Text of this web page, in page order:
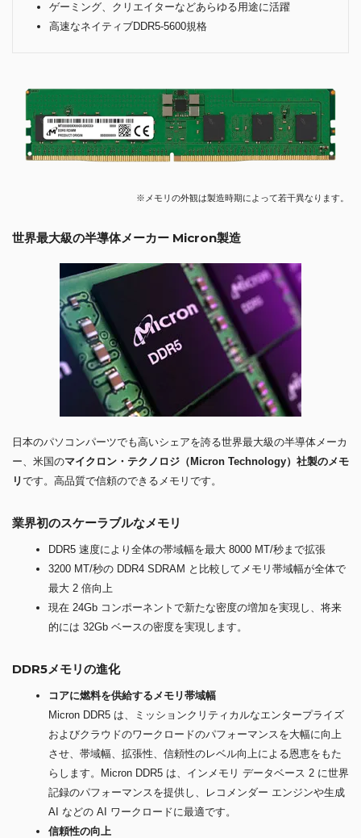
ゲーミング、クリエイターなどあらゆる用途に活躍
高速なネイティブDDR5-5600規格
※メモリの外観は製造時期によって若干異なります。
世界最大級の半導体メーカー Micron製造
日本のパソコンパーツでも高いシェアを誇る世界最大級の半導体メーカ
ー、米国のマイクロン・テクノロジ（Micron Technology）社製のメモ
リです。高品質で信頼のできるメモリです。
業界初のスケーラブルなメモリ
DDR5 速度により全体の帯域幅を最大 8000 MT/秒まで拡張
3200 MT/秒の DDR4 SDRAM と比較してメモリ帯域幅が全体で
最大 2 倍向上
現在 24Gb コンポーネントで新たな密度の増加を実現し、将来
的には 32Gb ベースの密度を実現します。
DDR5メモリの進化
コアに燃料を供給するメモリ帯域幅
Micron DDR5 は、ミッションクリティカルなエンタープライズ
およびクラウドのワークロードのパフォーマンスを大幅に向上
させ、帯域幅、拡張性、信頼性のレベル向上による恩恵をもた
らします。Micron DDR5 は、インメモリ データベース 2 に世界
記録のパフォーマンスを提供し、レコメンダー エンジンや生成
AI などの AI ワークロードに最適です。
信頼性の向上